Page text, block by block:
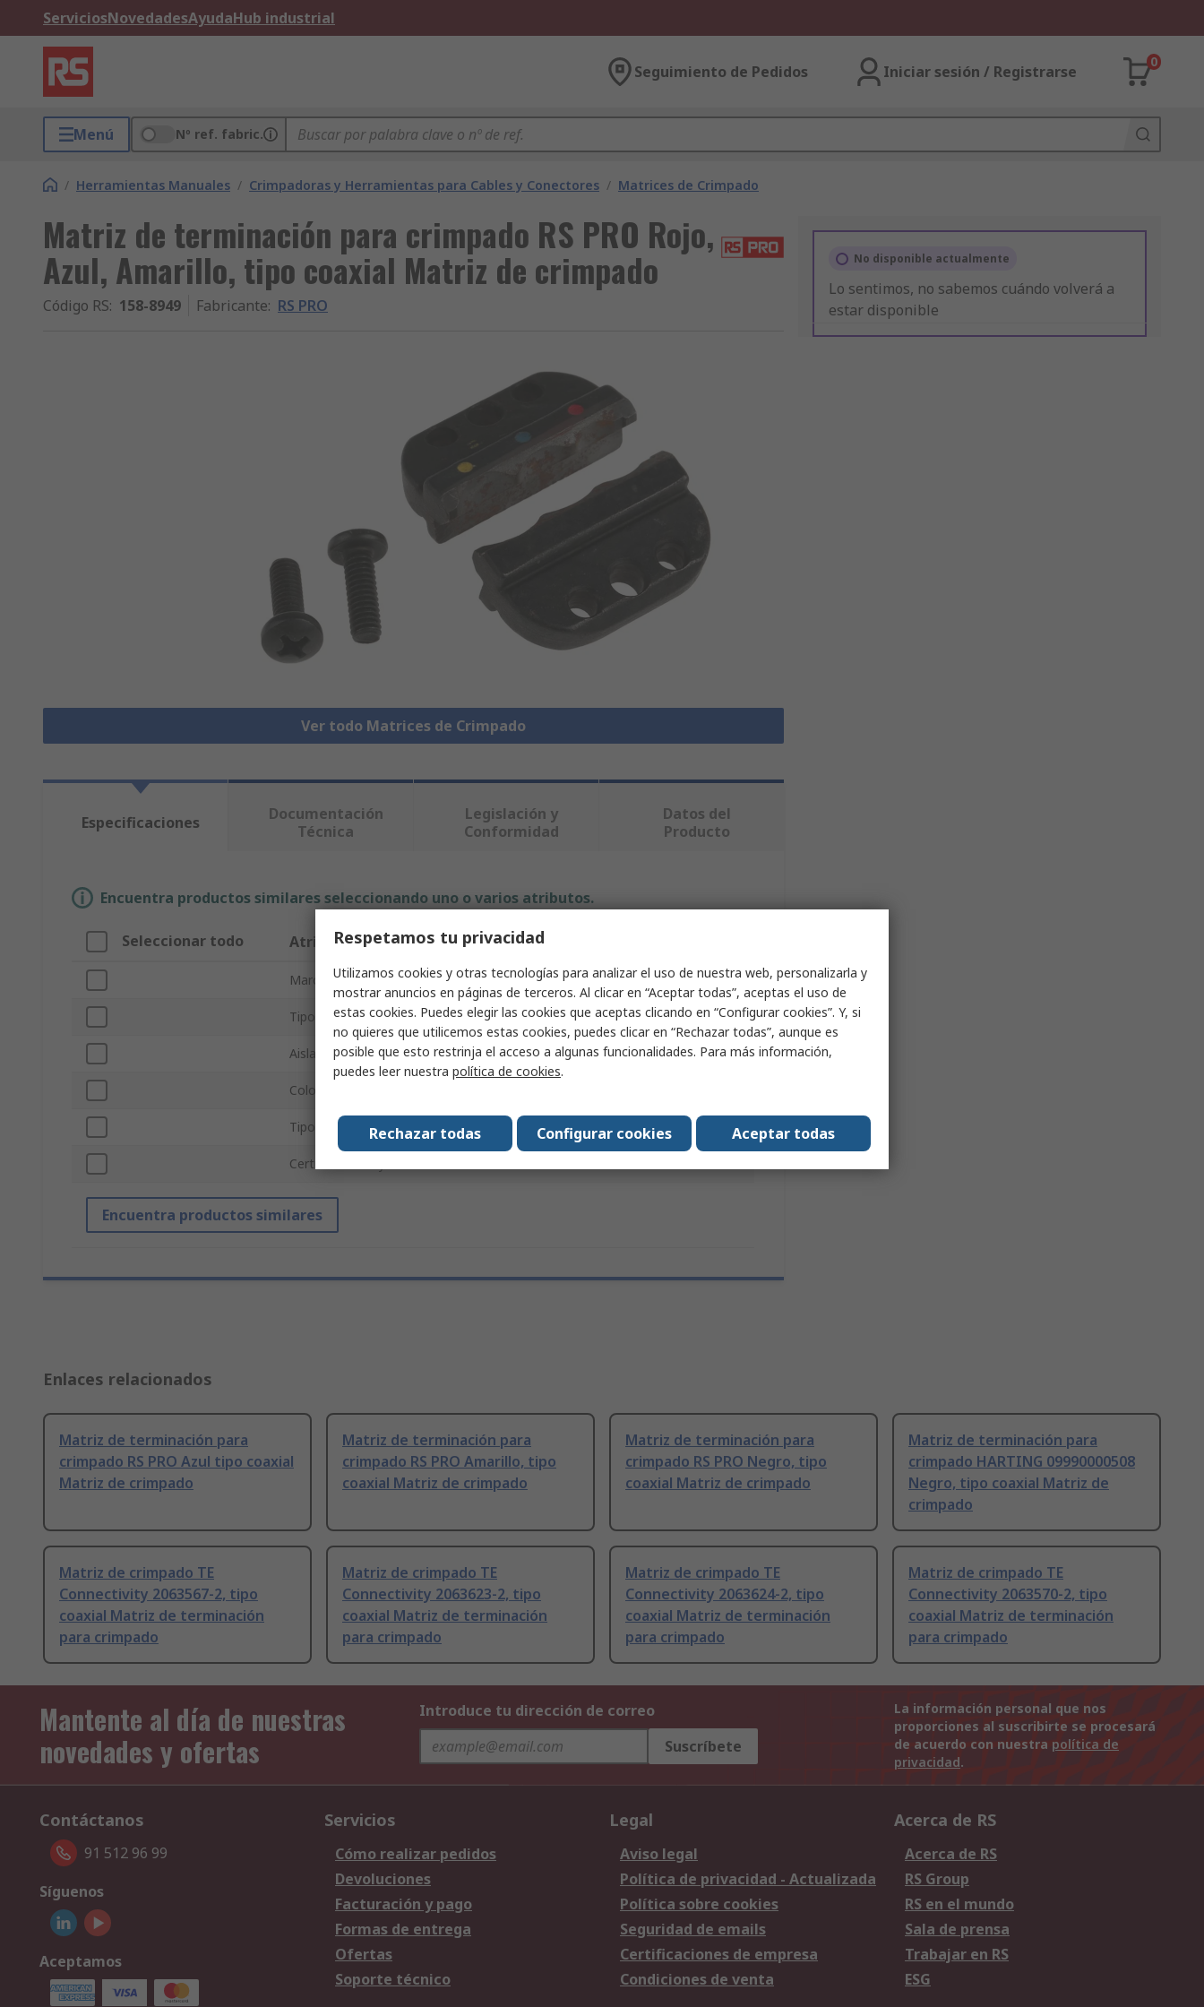
ServiciosNovedadesAyudaHub industrial
Seguimiento de Pedidos Iniciar sesión / Registrarse
0
Menú Nº ref. fabric.
/ Herramientas Manuales / Crimpadoras y Herramientas para Cables y Conectores / Matrices de Crimpado
Matriz de terminación para crimpado RS PRO Rojo,
Azul, Amarillo, tipo coaxial Matriz de crimpado
Código RS: 158-8949 Fabricante: RS PRO
Ver todo Matrices de Crimpado
No disponible actualmente
Lo sentimos, no sabemos cuándo volverá a
estar disponible
Especificaciones
Documentación
Técnica
Legislación y
Conformidad
Datos del
Producto
Encuentra productos similares seleccionando uno o varios atributos.
Seleccionar todo Atributo Valor
Marca RS PRO
Tipo de producto Matriz de terminación para crimpado
Aislamiento Aislado
Color
Tipo Sub Matriz de crimpado
Certificaciones y estándares
Encuentra productos similares
Enlaces relacionados
Matriz de terminación para
crimpado RS PRO Azul tipo coaxial
Matriz de crimpado
Matriz de terminación para
crimpado RS PRO Amarillo, tipo
coaxial Matriz de crimpado
Matriz de terminación para
crimpado RS PRO Negro, tipo
coaxial Matriz de crimpado
Matriz de terminación para
crimpado HARTING 09990000508
Negro, tipo coaxial Matriz de
crimpado
Matriz de crimpado TE
Connectivity 2063567-2, tipo
coaxial Matriz de terminación
para crimpado
Matriz de crimpado TE
Connectivity 2063623-2, tipo
coaxial Matriz de terminación
para crimpado
Matriz de crimpado TE
Connectivity 2063624-2, tipo
coaxial Matriz de terminación
para crimpado
Matriz de crimpado TE
Connectivity 2063570-2, tipo
coaxial Matriz de terminación
para crimpado
Mantente al día de nuestras
novedades y ofertas
Introduce tu dirección de correo
Suscríbete
La información personal que nos
proporciones al suscribirte se procesará
de acuerdo con nuestra política de
privacidad.
Contáctanos
91 512 96 99
Síguenos
Aceptamos
Servicios
Cómo realizar pedidos
Devoluciones
Facturación y pago
Formas de entrega
Ofertas
Soporte técnico
Legal
Aviso legal
Política de privacidad - Actualizada
Política sobre cookies
Seguridad de emails
Certificaciones de empresa
Condiciones de venta
Acerca de RS
Acerca de RS
RS Group
RS en el mundo
Sala de prensa
Trabajar en RS
ESG
Respetamos tu privacidad
Utilizamos cookies y otras tecnologías para analizar el uso de nuestra web, personalizarla y
mostrar anuncios en páginas de terceros. Al clicar en “Aceptar todas”, aceptas el uso de
estas cookies. Puedes elegir las cookies que aceptas clicando en “Configurar cookies”. Y, si
no quieres que utilicemos estas cookies, puedes clicar en “Rechazar todas”, aunque es
posible que esto restrinja el acceso a algunas funcionalidades. Para más información,
puedes leer nuestra política de cookies.
Aceptar todas
Configurar cookies
Rechazar todas